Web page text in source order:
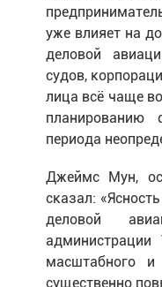
уже влияет на
деловой
судов,
лица всё чаще
планированию
периода
Джеймс Мун,
сказал:
деловой
масштабного и
существенно